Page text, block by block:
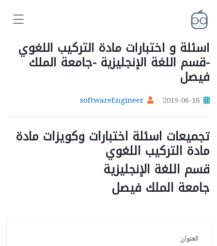
اسئلة و اختبارات مادة التركيب اللغوي
-قسم اللغة الإنجليزية -جامعة الملك
فيصل
2019-06-18
softwareEngineer
تجميعات اسئلة اختبارات وكويزات مادة
مادة التركيب اللغوي
قسم اللغة الإنجليزية
جامعة الملك فيصل
العنوان